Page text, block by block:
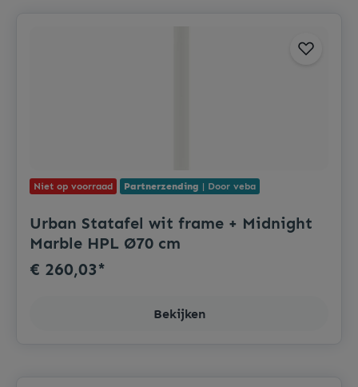
Niet op voorraad Partnerzending | Door veba
Urban Statafel wit frame + Midnight
Marble HPL Ø70 cm
€ 260,03*
Bekijken